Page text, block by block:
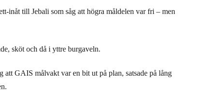
inåt till Jebali som såg att högra måldelen var fri – men
sköt och då i yttre burgaveln.
att GAIS målvakt var en bit ut på plan, satsade på lång